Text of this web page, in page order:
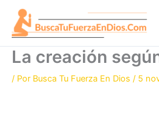
contenido
La creación
/ Por Busca Tu Fuerza En Dios / 5